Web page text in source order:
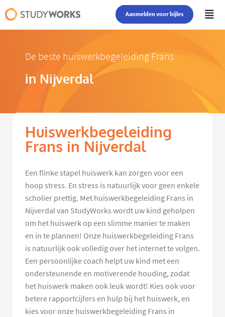
Aanmelden voor bijles
De beste huiswerkbegeleiding Frans
in Nijverdal
Huiswerkbegeleiding
Frans in Nijverdal
Een flinke stapel huiswerk kan zorgen voor een
hoop stress. En stress is natuurlijk voor geen enkele
scholier prettig. Met huiswerkbegeleiding Frans in
Nijverdal van StudyWorks wordt uw kind geholpen
om het huiswerk op een slimme manier te maken
en in te plannen! Onze huiswerkbegeleiding Frans
is natuurlijk ook volledig over het internet te volgen.
Een persoonlijke coach helpt uw kind met een
ondersteunende en motiverende houding, zodat
het huiswerk maken ook leuk wordt! Kies ook voor
betere rapportcijfers en hulp bij het huiswerk, en
kies voor onze huiswerkbegeleiding Frans in